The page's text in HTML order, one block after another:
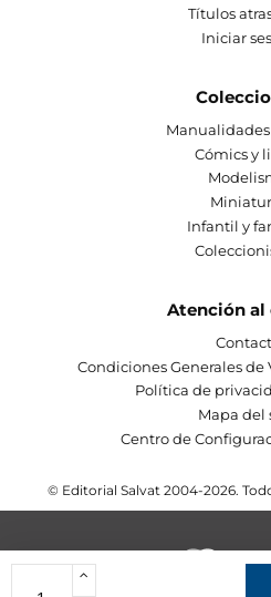
Títulos
Iniciar
Manualidades
Cómics y
Infantil y
Atención al
Condiciones Generales de
Política de
Mapa del
Centro de
© Editorial Salvat 2004-2026.